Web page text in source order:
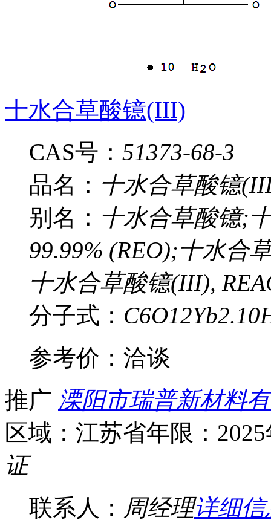
十水合草酸镱(III)
CAS号： 51373-68-3
品名： 十水合草酸镱
别名： 十水合草酸镱;
99.99% (REO);十水合
十水合草酸镱(III),
分子式：
参考价： 洽谈
推广 溧阳市瑞普新材料
区域：江苏省年限：
证
联系人： 周经理详细信